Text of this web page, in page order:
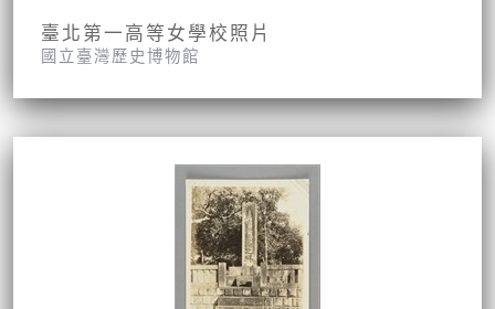
臺北第一高等女學校照片
國立臺灣歷史博物館